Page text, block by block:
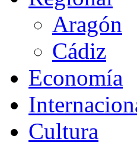
Aragón
Cádiz
Economía
Cultura